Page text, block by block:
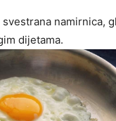
namirnica,
dijetama.